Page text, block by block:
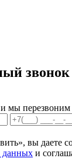
звонок
и мы
вы даете
данных и